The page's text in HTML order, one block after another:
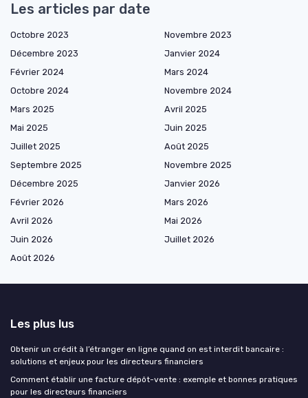
Les articles par date
Octobre 2023
Novembre 2023
Décembre 2023
Janvier 2024
Février 2024
Mars 2024
Octobre 2024
Novembre 2024
Mars 2025
Avril 2025
Mai 2025
Juin 2025
Juillet 2025
Août 2025
Septembre 2025
Novembre 2025
Décembre 2025
Janvier 2026
Février 2026
Mars 2026
Avril 2026
Mai 2026
Juin 2026
Juillet 2026
Août 2026
Les plus lus
Obtenir un crédit à l’étranger en ligne quand on est interdit bancaire :
solutions et enjeux pour les directeurs financiers
Comment établir une facture dépôt-vente : exemple et bonnes pratiques
pour les directeurs financiers